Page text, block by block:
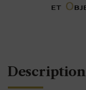
Description